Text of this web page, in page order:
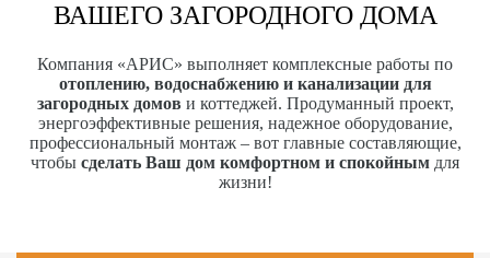
ВАШЕГО ЗАГОРОДНОГО ДОМА
Компания «АРИС» выполняет комплексные работы по
отоплению, водоснабжению и канализации для
загородных домов и коттеджей. Продуманный проект,
энергоэффективные решения, надежное оборудование,
профессиональный монтаж – вот главные составляющие,
чтобы сделать Ваш дом комфортном и спокойным для
жизни!